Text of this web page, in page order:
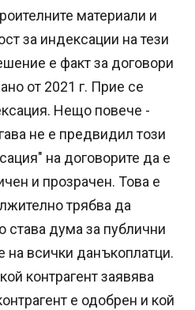
материали и
за индексации на тези
е факт за договори
от 2021 г. Прие се
Нещо повече -
не е предвидил този
на договорите да е
и прозрачен. Това е
трябва да
става дума за публични
на всички данъкоплатци.
контрагент заявява
е одобрен и кой